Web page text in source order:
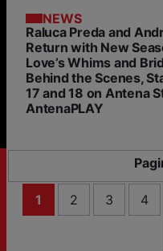
NEWS
Raluca Preda and
Return with New
Love’s Whims and
Behind the Scenes,
17 and 18 on Antena
AntenaPLAY
1 2 3 4